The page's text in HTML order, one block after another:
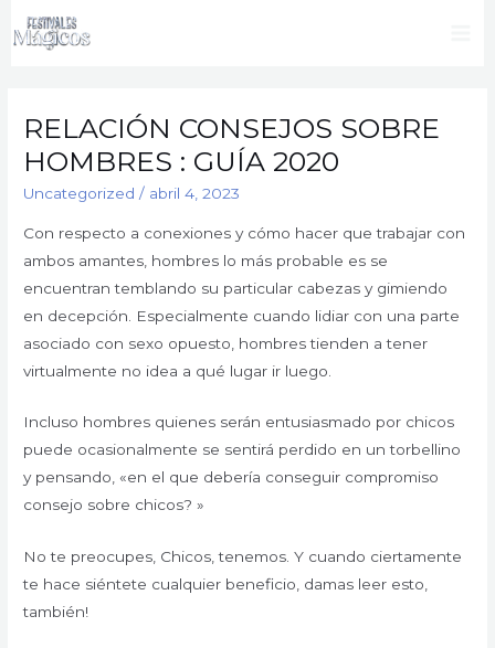
RELACIÓN CONSEJOS SOBRE
HOMBRES : GUÍA 2020
Uncategorized / abril 4, 2023
Con respecto a conexiones y cómo hacer que trabajar con
ambos amantes, hombres lo más probable es se
encuentran temblando su particular cabezas y gimiendo
en decepción. Especialmente cuando lidiar con una parte
asociado con sexo opuesto, hombres tienden a tener
virtualmente no idea a qué lugar ir luego.
Incluso hombres quienes serán entusiasmado por chicos
puede ocasionalmente se sentirá perdido en un torbellino
y pensando, «en el que debería conseguir compromiso
consejo sobre chicos? »
No te preocupes, Chicos, tenemos. Y cuando ciertamente
te hace siéntete cualquier beneficio, damas leer esto,
también!